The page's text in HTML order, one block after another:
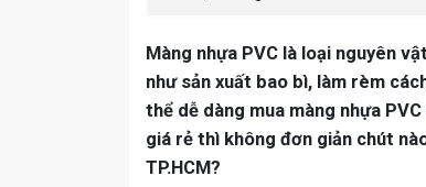
Màng nhựa PVC là loại nguyên
như sản xuất bao bì, làm rèm
thể dễ dàng mua màng nhựa
giá rẻ thì không đơn giản chút
TP.HCM?